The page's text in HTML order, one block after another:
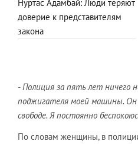
Нуртас Адамбай: Люди теряют
доверие к представителям
закона
- Полиция за пять лет ничего
поджигателя моей машины. Он
свободе. Я постоянно
По словам женщины, в